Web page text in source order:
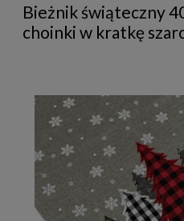
Bieżnik świąteczny
choinki w kratkę